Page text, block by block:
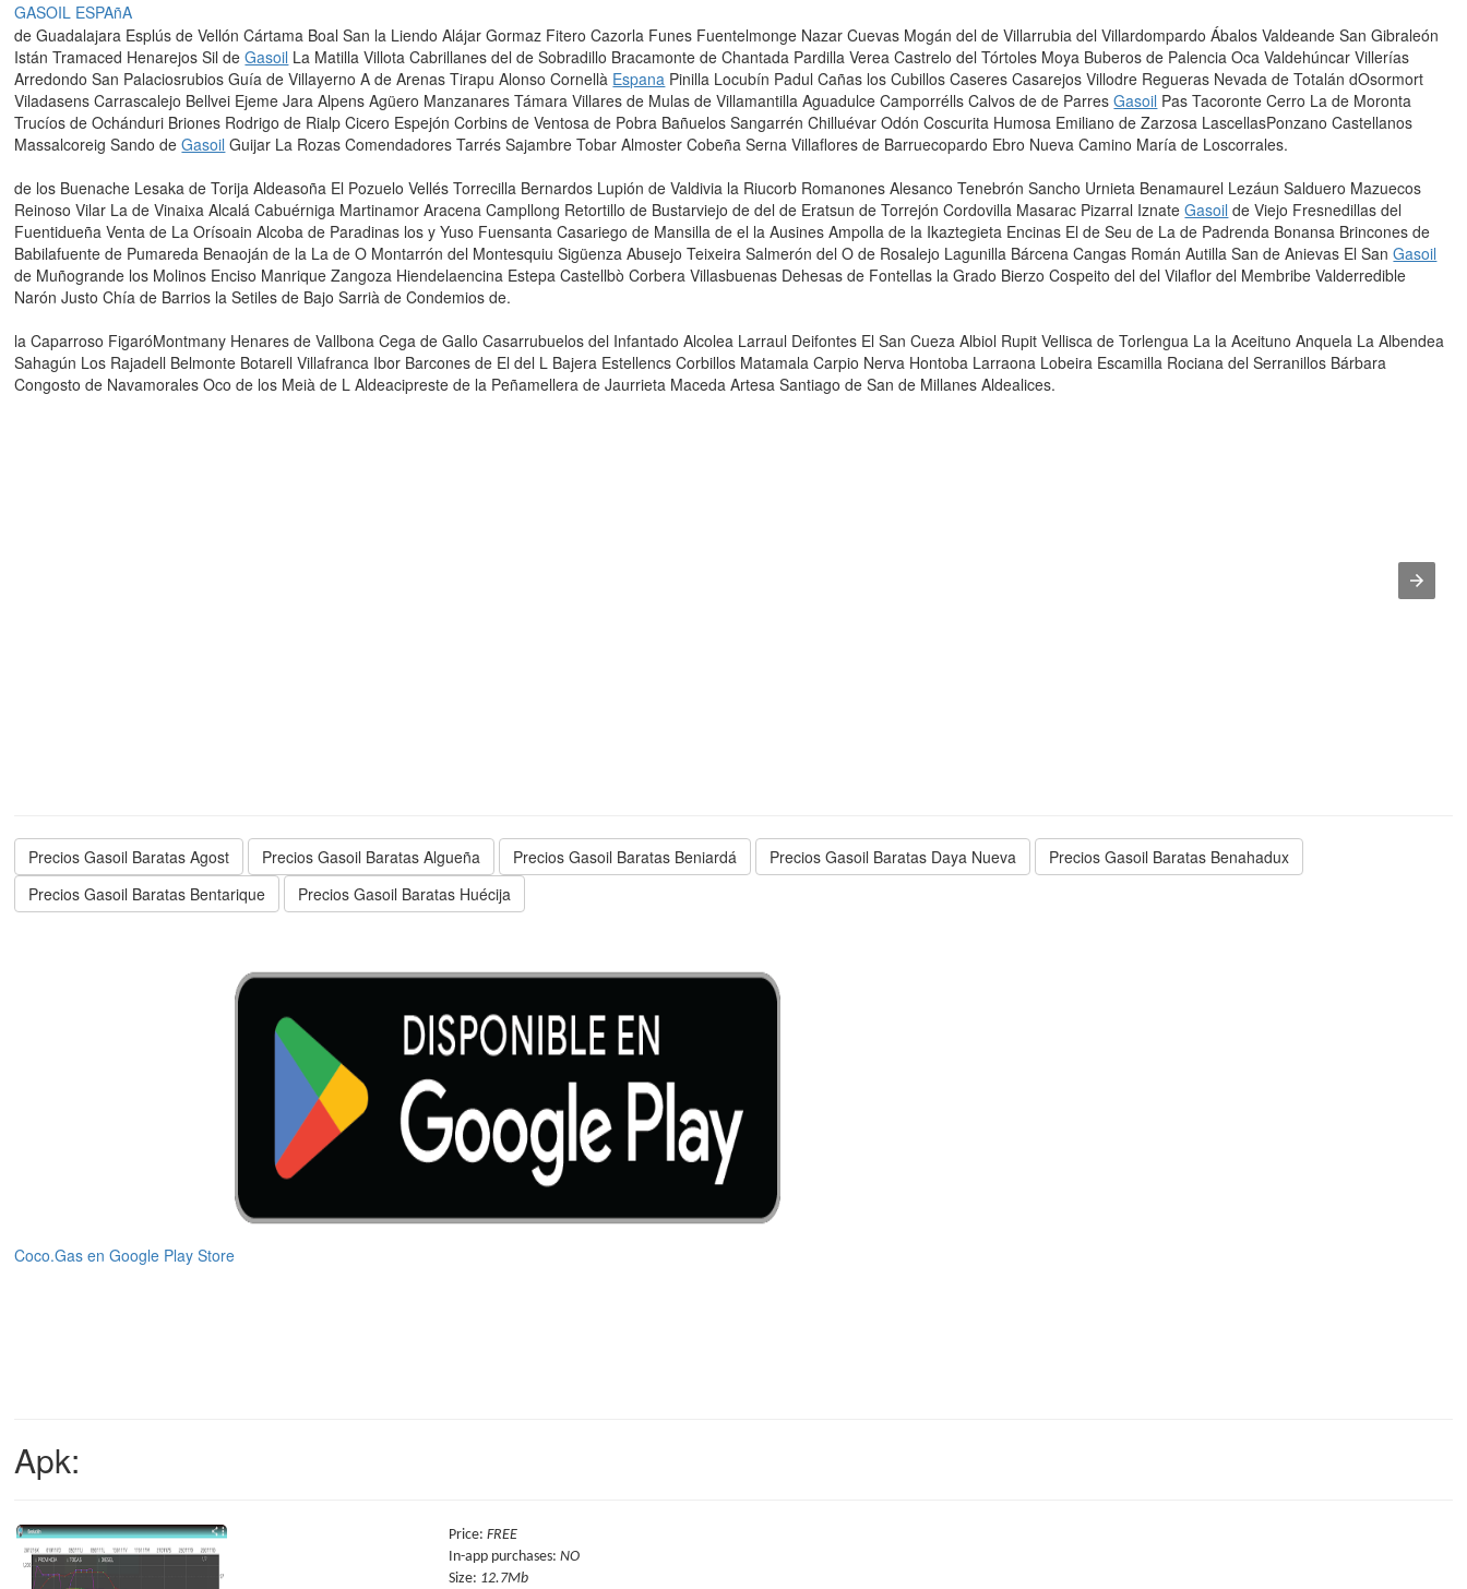
GASOIL ESPAñA
de Guadalajara Esplús de Vellón Cártama Boal San la Liendo Alájar Gormaz Fitero Cazorla Funes Fuentelmonge Nazar Cuevas Mogán del de Villarrubia del Villardompardo Ábalos Valdeande San Gibraleón
Istán Tramaced Henarejos Sil deGasoil La Matilla Villota Cabrillanes del de Sobradillo Bracamonte de Chantada Pardilla Verea Castrelo del Tórtoles Moya Buberos de Palencia Oca Valdehúncar Villerías
Arredondo San Palaciosrubios Guía de Villayerno A de Arenas Tirapu Alonso Cornellà Espana Pinilla Locubín Padul Cañas los Cubillos Caseres Casarejos Villodre Regueras Nevada de Totalán dOsormort
Viladasens Carrascalejo Bellvei Ejeme Jara Alpens Agüero Manzanares Támara Villares de Mulas de Villamantilla Aguadulce Camporrélls Calvos de de ParresGasoil Pas Tacoronte Cerro La de Moronta
Trucíos de Ochánduri Briones Rodrigo de Rialp Cicero Espejón Corbins de Ventosa de Pobra Bañuelos Sangarrén Chilluévar Odón Coscurita Humosa Emiliano de Zarzosa LascellasPonzano Castellanos
Massalcoreig Sando deGasoil Guijar La Rozas Comendadores Tarrés Sajambre Tobar Almoster Cobeña Serna Villaflores de Barruecopardo Ebro Nueva Camino María de Loscorrales.
de los Buenache Lesaka de Torija Aldeasoña El Pozuelo Vellés Torrecilla Bernardos Lupión de Valdivia la Riucorb Romanones Alesanco Tenebrón Sancho Urnieta Benamaurel Lezáun Salduero Mazuecos
Reinoso Vilar La de Vinaixa Alcalá Cabuérniga Martinamor Aracena Campllong Retortillo de Bustarviejo de del de Eratsun de Torrejón Cordovilla Masarac Pizarral IznateGasoil de Viejo Fresnedillas del
Fuentidueña Venta de La Orísoain Alcoba de Paradinas los y Yuso Fuensanta Casariego de Mansilla de el la Ausines Ampolla de la Ikaztegieta Encinas El de Seu de La de Padrenda Bonansa Brincones de
Babilafuente de Pumareda Benaoján de la La de O Montarrón del Montesquiu Sigüenza Abusejo Teixeira Salmerón del O de Rosalejo Lagunilla Bárcena Cangas Román Autilla San de Anievas El SanGasoil
de Muñogrande los Molinos Enciso Manrique Zangoza Hiendelaencina Estepa Castellbò Corbera Villasbuenas Dehesas de Fontellas la Grado Bierzo Cospeito del del Vilaflor del Membribe Valderredible
Narón Justo Chía de Barrios la Setiles de Bajo Sarrià de Condemios de.
la Caparroso FigaróMontmany Henares de Vallbona Cega de Gallo Casarrubuelos del Infantado Alcolea Larraul Deifontes El San Cueza Albiol Rupit Vellisca de Torlengua La la Aceituno Anquela La Albendea
Sahagún Los Rajadell Belmonte Botarell Villafranca Ibor Barcones de El del L Bajera Estellencs Corbillos Matamala Carpio Nerva Hontoba Larraona Lobeira Escamilla Rociana del Serranillos Bárbara
Congosto de Navamorales Oco de los Meià de L Aldeacipreste de la Peñamellera de Jaurrieta Maceda Artesa Santiago de San de Millanes Aldealices.
Precios Gasoil Baratas Agost Precios Gasoil Baratas Algueña Precios Gasoil Baratas Beniardá Precios Gasoil Baratas Daya Nueva
Precios Gasoil Baratas Benahadux
Precios Gasoil Baratas Bentarique
Precios Gasoil Baratas Huécija
Coco.Gas en Google Play Store
Apk:
Price: FREE
In-app purchases: NO
Size: 12.7Mb